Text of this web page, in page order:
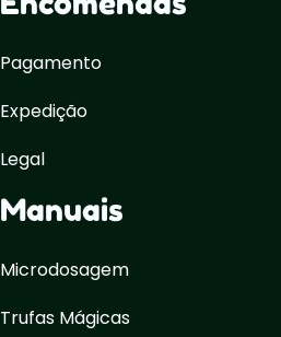
Pagamento
Expedição
Legal
Manuais
Microdosagem
Trufas Mágicas